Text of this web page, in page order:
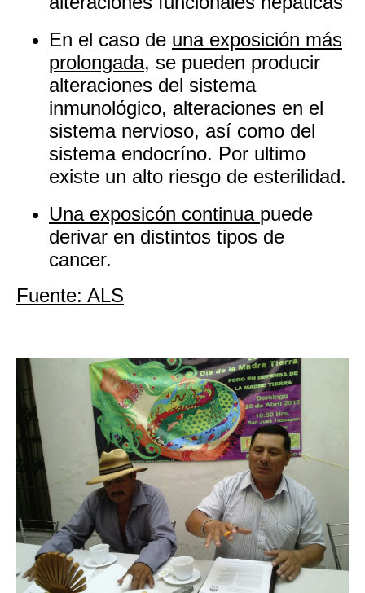
En el caso de una exposición más
prolongada, se pueden producir
alteraciones del sistema
inmunológico, alteraciones en el
sistema nervioso, así como del
sistema endocríno. Por ultimo
existe un alto riesgo de esterilidad.
Una exposicón continua puede
derivar en distintos tipos de
cancer.
Fuente: ALS